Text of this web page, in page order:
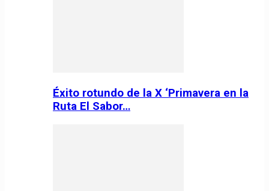
Éxito rotundo de la X ‘Primavera en la
Ruta El Sabor…